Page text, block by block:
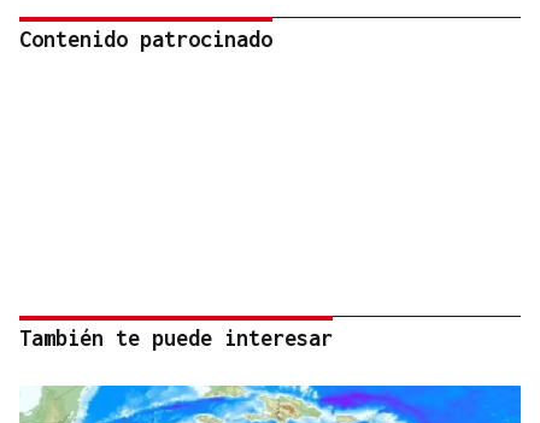
Contenido patrocinado
También te puede interesar